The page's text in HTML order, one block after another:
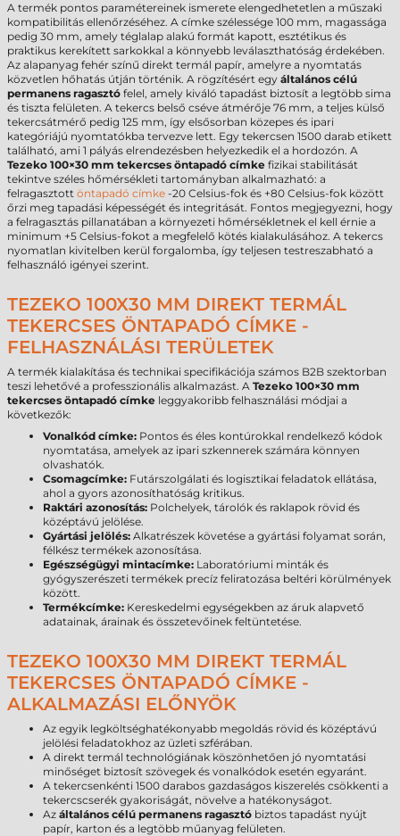
A termék pontos paramétereinek ismerete elengedhetetlen a műszaki
kompatibilitás ellenőrzéséhez. A címke szélessége 100 mm, magassága
pedig 30 mm, amely téglalap alakú formát kapott, esztétikus és
praktikus kerekített sarkokkal a könnyebb leválaszthatóság érdekében.
Az alapanyag fehér színű direkt termál papír, amelyre a nyomtatás
közvetlen hőhatás útján történik. A rögzítésért egy általános célú
permanens ragasztó felel, amely kiváló tapadást biztosít a legtöbb sima
és tiszta felületen. A tekercs belső cséve átmérője 76 mm, a teljes külső
tekercsátmérő pedig 125 mm, így elsősorban közepes és ipari
kategóriájú nyomtatókba tervezve lett. Egy tekercsen 1500 darab etikett
található, ami 1 pályás elrendezésben helyezkedik el a hordozón. A
Tezeko 100×30 mm tekercses öntapadó címke fizikai stabilitását
tekintve széles hőmérsékleti tartományban alkalmazható: a
felragasztott öntapadó címke -20 Celsius-fok és +80 Celsius-fok között
őrzi meg tapadási képességét és integritását. Fontos megjegyezni, hogy
a felragasztás pillanatában a környezeti hőmérsékletnek el kell érnie a
minimum +5 Celsius-fokot a megfelelő kötés kialakulásához. A tekercs
nyomatlan kivitelben kerül forgalomba, így teljesen testreszabható a
felhasználó igényei szerint.
TEZEKO 100X30 MM DIREKT TERMÁL
TEKERCSES ÖNTAPADÓ CÍMKE -
FELHASZNÁLÁSI TERÜLETEK
A termék kialakítása és technikai specifikációja számos B2B szektorban
teszi lehetővé a professzionális alkalmazást. A Tezeko 100×30 mm
tekercses öntapadó címke leggyakoribb felhasználási módjai a
következők:
Vonalkód címke: Pontos és éles kontúrokkal rendelkező kódok
nyomtatása, amelyek az ipari szkennerek számára könnyen
olvashatók.
Csomagcímke: Futárszolgálati és logisztikai feladatok ellátása,
ahol a gyors azonosíthatóság kritikus.
Raktári azonosítás: Polchelyek, tárolók és raklapok rövid és
középtávú jelölése.
Gyártási jelölés: Alkatrészek követése a gyártási folyamat során,
félkész termékek azonosítása.
Egészségügyi mintacímke: Laboratóriumi minták és
gyógyszerészeti termékek precíz feliratozása beltéri körülmények
között.
Termékcímke: Kereskedelmi egységekben az áruk alapvető
adatainak, árainak és összetevőinek feltüntetése.
TEZEKO 100X30 MM DIREKT TERMÁL
TEKERCSES ÖNTAPADÓ CÍMKE -
ALKALMAZÁSI ELŐNYÖK
Az egyik legköltséghatékonyabb megoldás rövid és középtávú
jelölési feladatokhoz az üzleti szférában.
A direkt termál technológiának köszönhetően jó nyomtatási
minőséget biztosít szövegek és vonalkódok esetén egyaránt.
A tekercsenkénti 1500 darabos gazdaságos kiszerelés csökkenti a
tekercscserék gyakoriságát, növelve a hatékonyságot.
Az általános célú permanens ragasztó biztos tapadást nyújt
papír, karton és a legtöbb műanyag felületen.